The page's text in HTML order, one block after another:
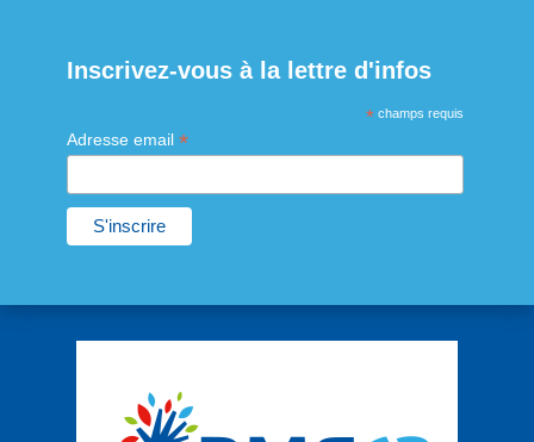
Inscrivez-vous à la lettre d'infos
* champs requis
Adresse email *